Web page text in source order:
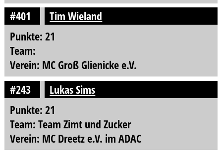
#401
Tim Wieland
Punkte: 21
Team:
Verein: MC Groß Glienicke e.V.
#243
Lukas Sims
Punkte: 21
Team: Team Zimt und Zucker
Verein: MC Dreetz e.V. im ADAC